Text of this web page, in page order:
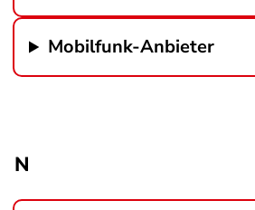
Mobilfunk-Anbieter
N